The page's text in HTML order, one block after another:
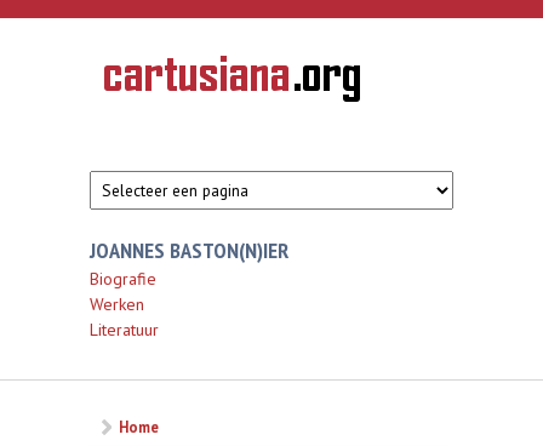
Overslaan en naar de inhoud gaan
CARTUSIANA
Geschiedenis
van de
JOANNES BASTON(N)IER
Biografie
Werken
Literatuur
Home